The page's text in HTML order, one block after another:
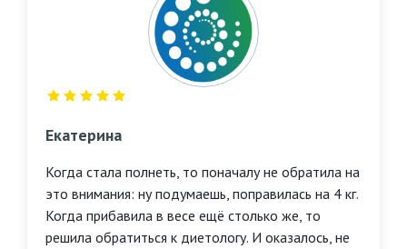
Екатерина
Когда стала полнеть, то поначалу не обратила на
это внимания: ну подумаешь, поправилась на 4 кг.
Когда прибавила в весе ещё столько же, то
решила обратиться к диетологу. И оказалось, не